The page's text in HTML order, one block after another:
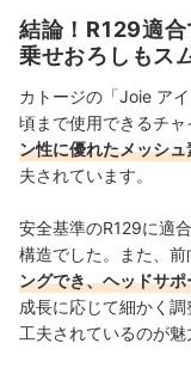
奥冨
結論！R129適
乗せおろしもス
カトージの「Joie ア
頃まで使用できるチャ
ン性に優れたメッシ
夫されています。
安全基準のR129に適
構造でした。また、
ングでき、ヘッドサ
成長に応じて細かく
工夫されているのが魅